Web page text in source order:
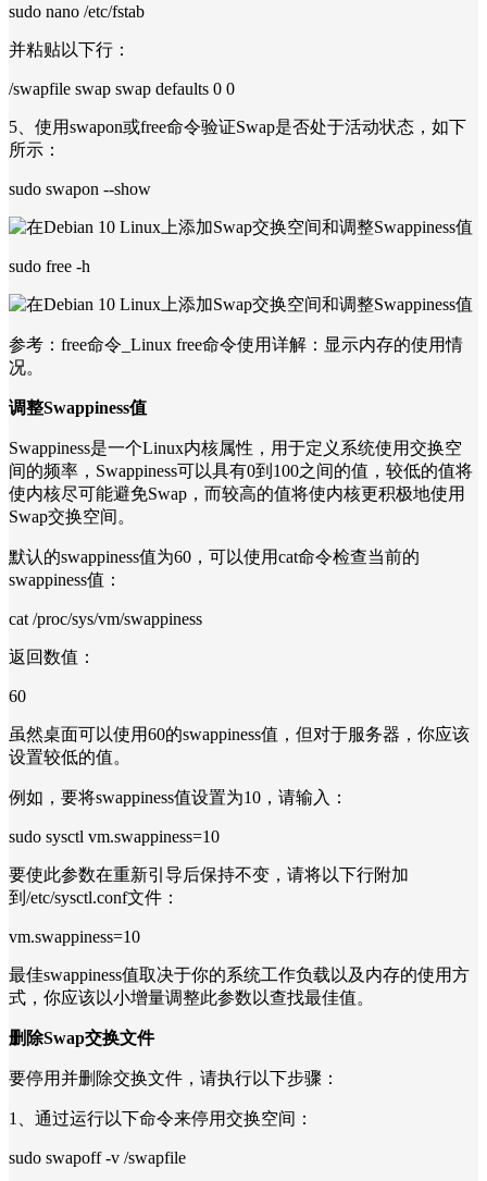
sudo nano /etc/fstab
并粘贴以下行：
/swapfile swap swap defaults 0 0
5、使用swapon或free命令验证Swap是否处于活动状态，如下
所示：
sudo swapon --show
sudo free -h
参考：free命令_Linux free命令使用详解：显示内存的使用情
况。
调整Swappiness值
Swappiness是一个Linux内核属性，用于定义系统使用交换空
间的频率，Swappiness可以具有0到100之间的值，较低的值将
使内核尽可能避免Swap，而较高的值将使内核更积极地使用
Swap交换空间。
默认的swappiness值为60，可以使用cat命令检查当前的
swappiness值：
cat /proc/sys/vm/swappiness
返回数值：
60
虽然桌面可以使用60的swappiness值，但对于服务器，你应该
设置较低的值。
例如，要将swappiness值设置为10，请输入：
sudo sysctl vm.swappiness=10
要使此参数在重新引导后保持不变，请将以下行附加
到/etc/sysctl.conf文件：
vm.swappiness=10
最佳swappiness值取决于你的系统工作负载以及内存的使用方
式，你应该以小增量调整此参数以查找最佳值。
删除Swap交换文件
要停用并删除交换文件，请执行以下步骤：
1、通过运行以下命令来停用交换空间：
sudo swapoff -v /swapfile